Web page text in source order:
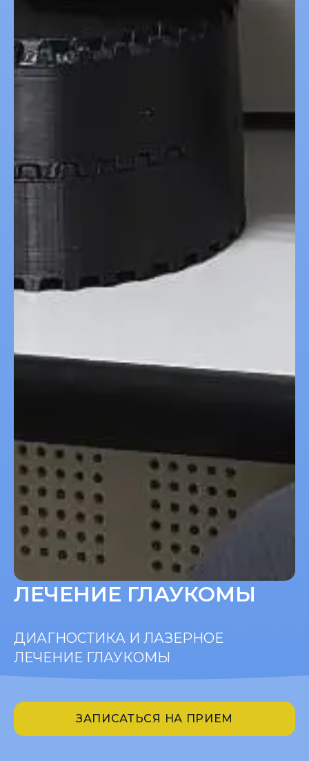
ЛЕЧЕНИЕ ГЛАУКОМЫ
ДИАГНОСТИКА И ЛАЗЕРНОЕ
ЛЕЧЕНИЕ ГЛАУКОМЫ
ЗАПИСАТЬСЯ НА ПРИЕМ